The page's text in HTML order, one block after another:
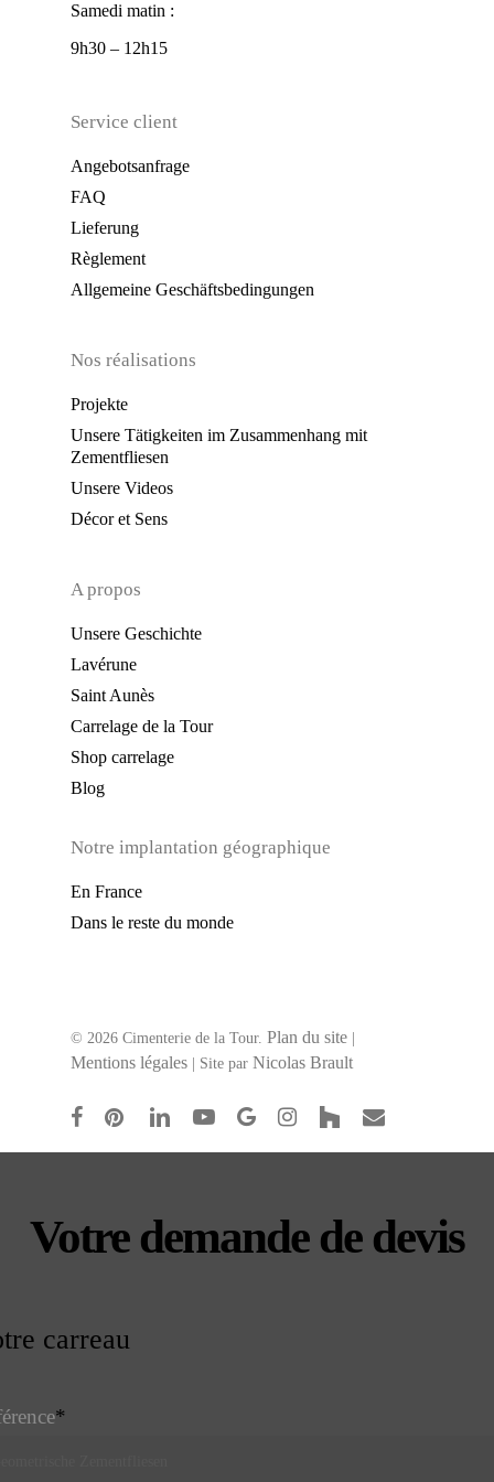
Samedi matin :
9h30 – 12h15
Service client
Angebotsanfrage
FAQ
Lieferung
Règlement
Allgemeine Geschäftsbedingungen
Nos réalisations
Projekte
Unsere Tätigkeiten im Zusammenhang mit
Zementfliesen
Unsere Videos
Décor et Sens
A propos
Unsere Geschichte
Lavérune
Saint Aunès
Carrelage de la Tour
Shop carrelage
Blog
Notre implantation géographique
En France
Dans le reste du monde
© 2026 Cimenterie de la Tour. Plan du site |
Mentions légales | Site par Nicolas Brault
facebookpinterestlinkedinyoutubegoogle-instagram
houzz email
*
Votre demande de devis
carreau
*